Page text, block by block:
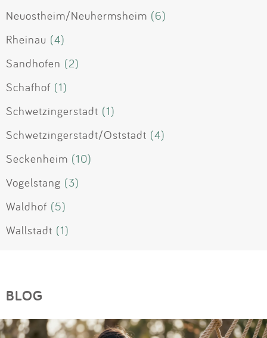
Neuostheim/Neuhermsheim (6)
Rheinau (4)
Sandhofen (2)
Schafhof (1)
Schwetzingerstadt (1)
Schwetzingerstadt/Oststadt (4)
Seckenheim (10)
Vogelstang (3)
Waldhof (5)
Wallstadt (1)
BLOG